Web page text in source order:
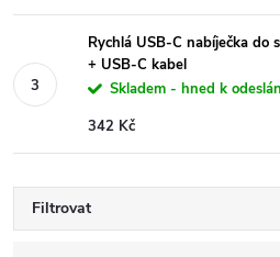
Rychlá USB-C nabíječka
+ USB-C kabel
Skladem - hned k
342 Kč
Filtrovat